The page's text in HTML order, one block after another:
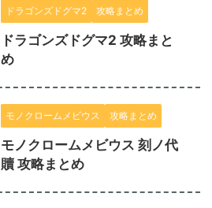
ドラゴンズドグマ2 攻略まとめ
ドラゴンズドグマ2 攻略まと
め
モノクロームメビウス 攻略まとめ
モノクロームメビウス 刻ノ代
贖 攻略まとめ